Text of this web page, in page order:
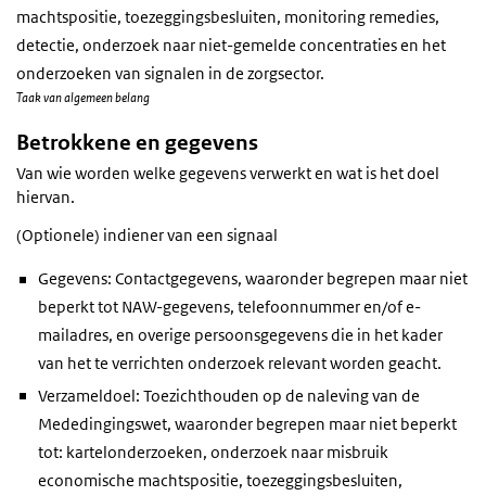
machtspositie, toezeggingsbesluiten, monitoring remedies,
detectie, onderzoek naar niet-gemelde concentraties en het
onderzoeken van signalen in de zorgsector.
Taak van algemeen belang
Betrokkene en gegevens
Van wie worden welke gegevens verwerkt en wat is het doel
hiervan.
(Optionele) indiener van een signaal
Gegevens: Contactgegevens, waaronder begrepen maar niet
beperkt tot NAW-gegevens, telefoonnummer en/of e-
mailadres, en overige persoonsgegevens die in het kader
van het te verrichten onderzoek relevant worden geacht.
Verzameldoel: Toezichthouden op de naleving van de
Mededingingswet, waaronder begrepen maar niet beperkt
tot: kartelonderzoeken, onderzoek naar misbruik
economische machtspositie, toezeggingsbesluiten,